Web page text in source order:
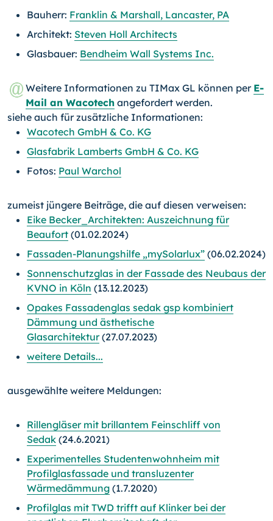
Bauherr: Franklin & Marshall, Lancaster, PA
Architekt: Steven Holl Architects
Glasbauer: Bendheim Wall Systems Inc.
Weitere Informationen zu TIMax GL können per E-
Mail an Wacotech angefordert werden.
siehe auch für zusätzliche Informationen:
Wacotech GmbH & Co. KG
Glasfabrik Lamberts GmbH & Co. KG
Fotos: Paul Warchol
zumeist jüngere Beiträge, die auf diesen verweisen:
Eike Becker_Architekten: Auszeichnung für
Beaufort (01.02.2024)
Fassaden-Planungshilfe „mySolarlux” (06.02.2024)
Sonnenschutzglas in der Fassade des Neubaus der
KVNO in Köln (13.12.2023)
Opakes Fassadenglas sedak gsp kombiniert
Dämmung und ästhetische
Glasarchitektur(27.07.2023)
weitere Details...
ausgewählte weitere Meldungen:
Rillengläser mit brillantem Feinschliff von
Sedak (24.6.2021)
Experimentelles Studentenwohnheim mit
Profilglasfassade und transluzenter
Wärmedämmung (1.7.2020)
Profilglas mit TWD trifft auf Klinker bei der